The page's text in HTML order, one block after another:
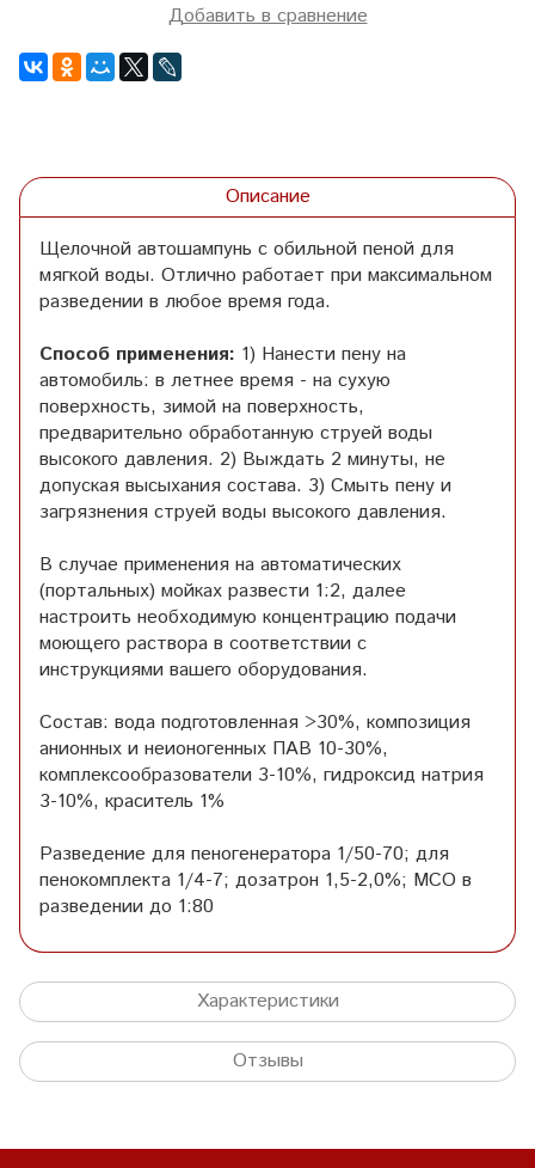
Добавить в сравнение
Описание
Щелочной автошампунь с обильной пеной для
мягкой воды. Отлично работает при максимальном
разведении в любое время года.
Способ применения: 1) Нанести пену на
автомобиль: в летнее время - на сухую
поверхность, зимой на поверхность,
предварительно обработанную струей воды
высокого давления. 2) Выждать 2 минуты, не
допуская высыхания состава. 3) Смыть пену и
загрязнения струей воды высокого давления.
В случае применения на автоматических
(портальных) мойках развести 1:2, далее
настроить необходимую концентрацию подачи
моющего раствора в соответствии с
инструкциями вашего оборудования.
Состав: вода подготовленная >30%, композиция
анионных и неионогенных ПАВ 10-30%,
комплексообразователи 3-10%, гидроксид натрия
3-10%, краситель 1%
Разведение для пеногенератора 1/50-70; для
пенокомплекта 1/4-7; дозатрон 1,5-2,0%; МСО в
разведении до 1:80
Характеристики
Отзывы